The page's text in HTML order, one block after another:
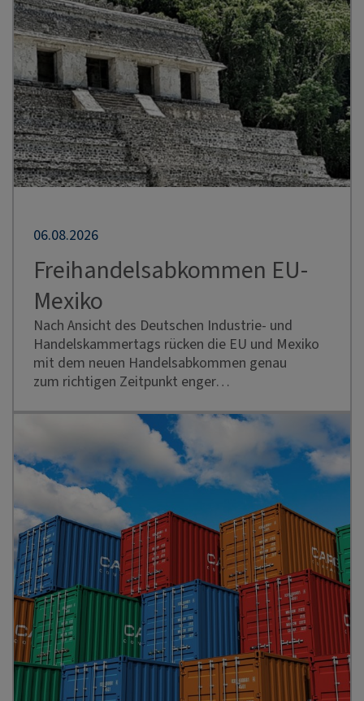
06.08.2026
Freihandelsabkommen EU-
Mexiko
Nach Ansicht des Deutschen Industrie- und
Handelskammertags rücken die EU und Mexiko
mit dem neuen Handelsabkommen genau
zum richtigen Zeitpunkt enger…